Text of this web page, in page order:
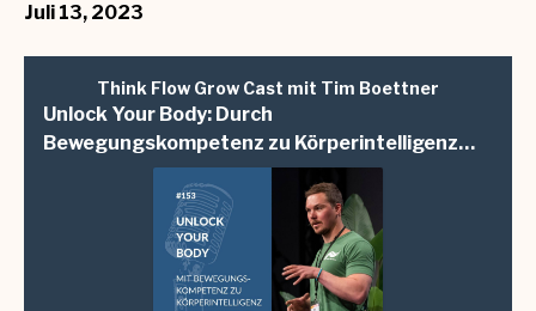
Juli 13, 2023